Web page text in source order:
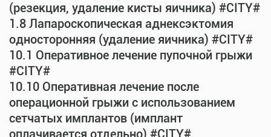
(резекция, удаление кисты яичника) #CITY#
1.8 Лапароскопическая аднексэктомия
односторонняя (удаление яичника) #CITY#
10.1 Оперативное лечение пупочной грыжи
#CITY#
10.10 Оперативная лечение после
операционной грыжи с использованием
сетчатых имплантов (имплант
оплачивается отдельно) #CITY#